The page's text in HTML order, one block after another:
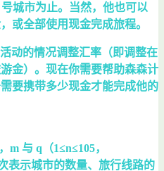
城市为止。当然，他也可以
或全部使用现金完成旅程。
动的情况调整汇率（即调整在
金）。现在你需要帮助森森计
要携带多少现金才能完成他的
m 与 q（1≤n≤105​，
表示城市的数量、旅行线路的